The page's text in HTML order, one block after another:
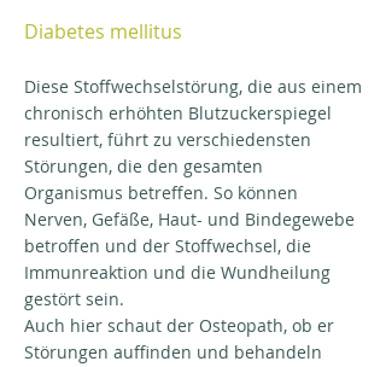
Diabetes mellitus
Diese Stoffwechselstörung, die aus einem
chronisch erhöhten Blutzuckerspiegel
resultiert, führt zu verschiedensten
Störungen, die den gesamten
Organismus betreffen. So können
Nerven, Gefäße, Haut- und Bindegewebe
betroffen und der Stoffwechsel, die
Immunreaktion und die Wundheilung
gestört sein.
Auch hier schaut der Osteopath, ob er
Störungen auffinden und behandeln